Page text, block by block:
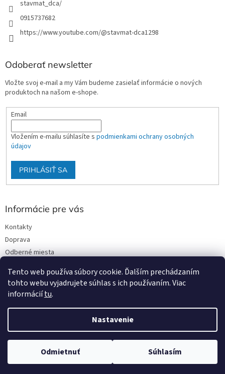
Tento web používa súbory cookie. Ďalším prechádzaním
tohto webu vyjadrujete súhlas s ich používaním. Viac
informáciítu.
Nastavenie
Odmietnuť Súhlasím
stavmat_dca/
0915737682
https://www.youtube.com/@stavmat-dca1298
Odoberať newsletter
Vložte svoj e-mail a my Vám budeme zasielať informácie o nových
produktoch na našom e-shope.
Email
Vložením e-mailu súhlasíte s podmienkami ochrany osobných
údajov
PRIHLÁSIŤ SA
Informácie pre vás
Kontakty
Doprava
Odberné miesta
Obchodné podmienky
Vytvoril Shoptet
Copyright 2026Stavmat DCA . Všetky práva vyhradené.